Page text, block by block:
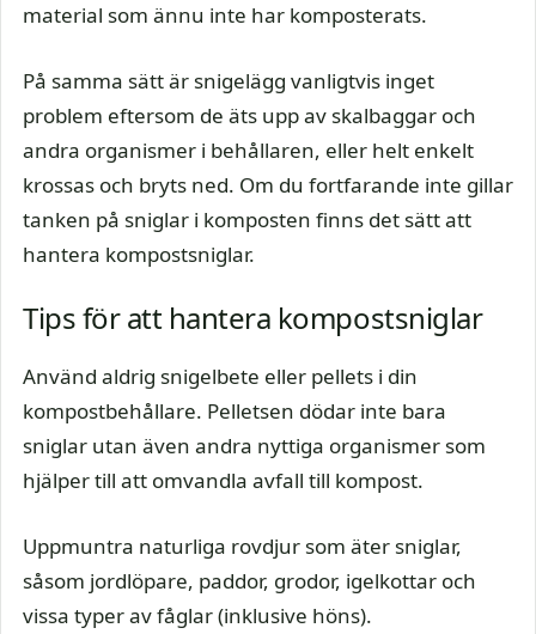
material som ännu inte har komposterats.
På samma sätt är snigelägg vanligtvis inget
problem eftersom de äts upp av skalbaggar och
andra organismer i behållaren, eller helt enkelt
krossas och bryts ned. Om du fortfarande inte gillar
tanken på sniglar i komposten finns det sätt att
hantera kompostsniglar.
Tips för att hantera kompostsniglar
Använd aldrig snigelbete eller pellets i din
kompostbehållare. Pelletsen dödar inte bara
sniglar utan även andra nyttiga organismer som
hjälper till att omvandla avfall till kompost.
Uppmuntra naturliga rovdjur som äter sniglar,
såsom jordlöpare, paddor, grodor, igelkottar och
vissa typer av fåglar (inklusive höns).